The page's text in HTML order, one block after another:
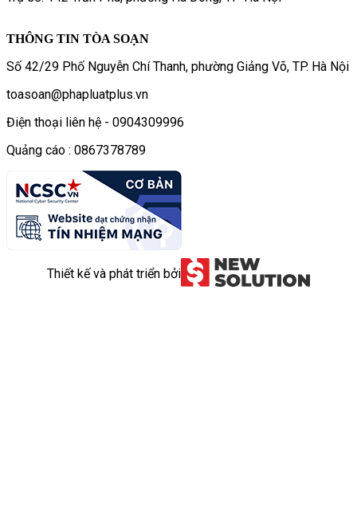
THÔNG TIN TÒA SOẠN
Số 42/29 Phố Nguyễn Chí Thanh, phường Giảng Võ, TP. Hà Nội
toasoan@phapluatplus.vn
Điện thoại liên hệ - 0904309996
Quảng cáo : 0867378789
Thiết kế và phát triển bởi